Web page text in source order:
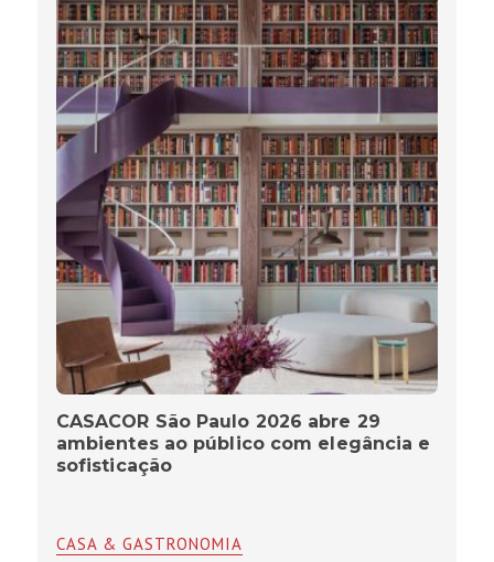
CASACOR São Paulo 2026 abre 29
ambientes ao público com elegância e
sofisticação
CASA & GASTRONOMIA